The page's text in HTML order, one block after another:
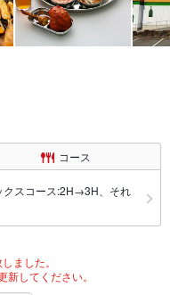
コース
クスコース:2H→3H、それ
ました。
してください。